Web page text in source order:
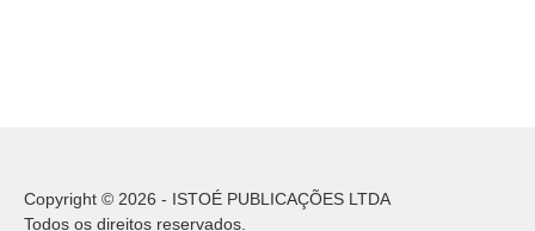
Copyright © 2026 - ISTOÉ PUBLICAÇÕES LTDA
Todos os direitos reservados.